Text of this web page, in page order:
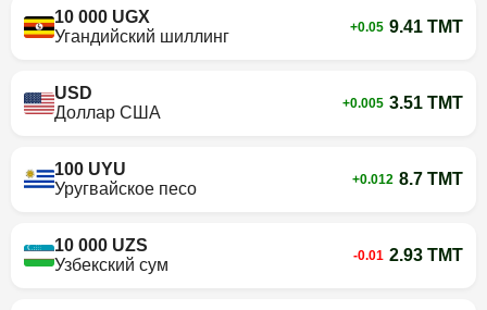
10 000 UGX
Угандийский шиллинг
+0.05 9.41 TMT
USD
Доллар США
+0.005 3.51 TMT
100 UYU
Уругвайское песо
+0.012 8.7 TMT
10 000 UZS
Узбекский сум
-0.01 2.93 TMT